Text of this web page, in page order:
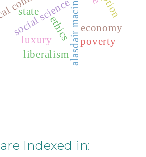
alasdair macintyre
social science
ethics
luxury
economy
liberalism
state
poverty
Indexed in: